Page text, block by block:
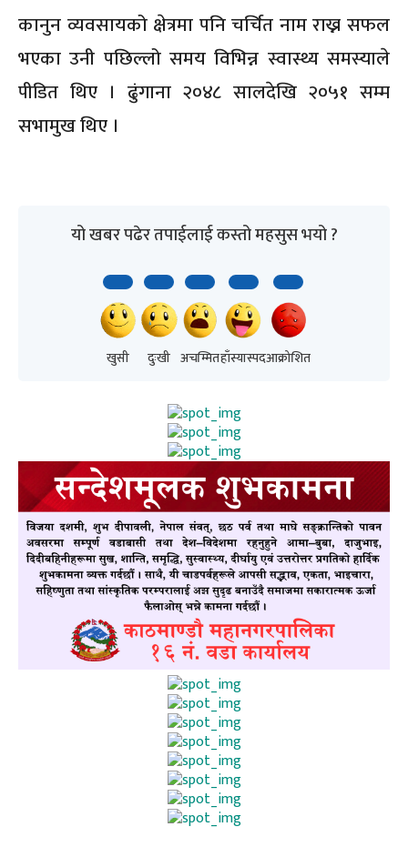
कानुन व्यवसायको क्षेत्रमा पनि चर्चित नाम राख्न सफल
भएका उनी पछिल्लो समय विभिन्न स्वास्थ्य समस्याले
पीडित थिए । ढुंगाना २०४८ सालदेखि २०५१ सम्म
सभामुख थिए ।
यो खबर पढेर तपाईलाई कस्तो महसुस भयो ?
खुसी दुःखी अचम्मितहाँस्यास्पदआक्रोशित